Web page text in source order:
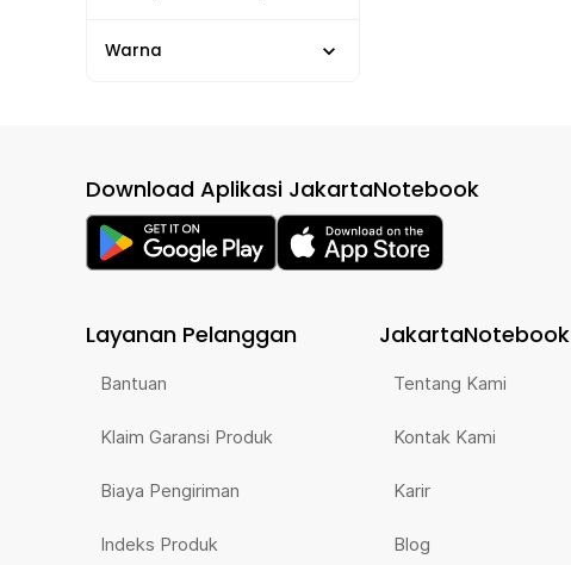
Warna
Download Aplikasi JakartaNotebook
Layanan Pelanggan
Bantuan
Klaim Garansi Produk
Biaya Pengiriman
Indeks Produk
JakartaNotebook
Tentang Kami
Kontak Kami
Karir
Blog